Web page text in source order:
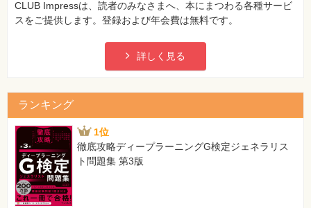
CLUB Impressは、読者のみなさまへ、本にまつわる各種サービ
スをご提供します。登録および年会費は無料です。
詳しく見る
ランキング
1位
徹底攻略ディープラーニングG検定ジェネラリス
ト問題集 第3版